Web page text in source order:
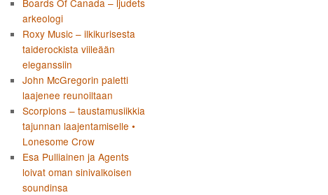
Boards Of Canada – ljudets
arkeologi
Roxy Music – ilkikurisesta
taiderockista viileään
eleganssiin
John McGregorin paletti
laajenee reunoiltaan
Scorpions – taustamusiikkia
tajunnan laajentamiselle •
Lonesome Crow
Esa Pulliainen ja Agents
loivat oman sinivalkoisen
soundinsa